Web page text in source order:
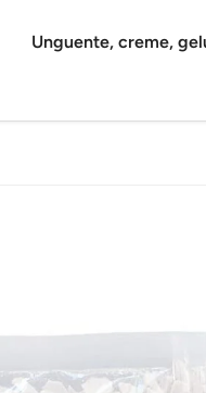
Unguente, creme,